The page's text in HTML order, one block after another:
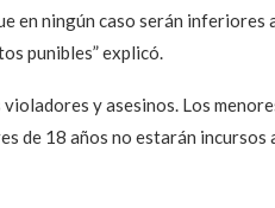
en ningún caso serán inferiores
punibles” explicó.
y asesinos. Los
de 18 años no estarán incursos